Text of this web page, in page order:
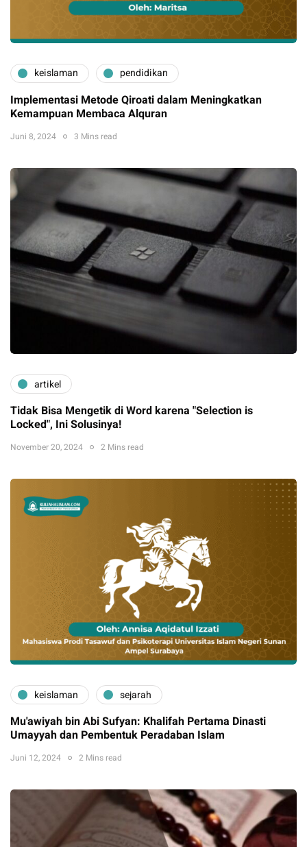
keislaman pendidikan
Implementasi Metode Qiroati dalam Meningkatkan
Kemampuan Membaca Alquran
Juni 8, 2024 3 Mins read
artikel
Tidak Bisa Mengetik di Word karena "Selection is
Locked", Ini Solusinya!
November 20, 2024 2 Mins read
keislaman sejarah
Mu'awiyah bin Abi Sufyan: Khalifah Pertama Dinasti
Umayyah dan Pembentuk Peradaban Islam
Juni 12, 2024 2 Mins read